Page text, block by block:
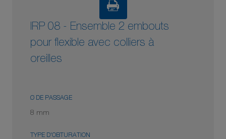
IRP 08 - Ensemble 2 embouts
pour flexible avec colliers à
oreilles
Ø DE PASSAGE
8 mm
TYPE D'OBTURATION